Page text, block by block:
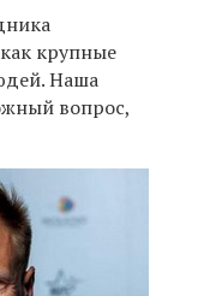
крупные
Наша
вопрос,